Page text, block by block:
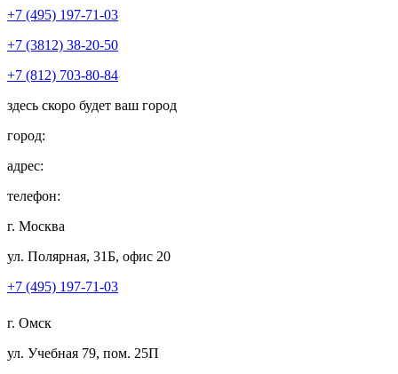
+7 (495) 197-71-03
+7 (3812) 38-20-50
+7 (812) 703-80-84
здесь скоро будет ваш город
город:
адрес:
телефон:
г. Москва
ул. Полярная, 31Б, офис 20
+7 (495) 197-71-03
г. Омск
ул. Учебная 79, пом. 25П